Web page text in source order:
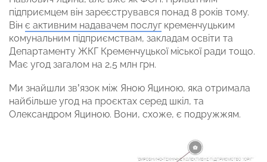
підприємцем він зареєструвався понад 8 років тому.
Він є активним надавачем послугкременчуцьким
комунальним підприємствам, закладам освіти та
Департаменту ЖКГ Кременчуцької міської ради тощо.
Має угод загалом на 2,5 млн грн.
Ми знайшли зв’язок між Яною Яциною, яка отримала
найбільше угод на проєктах серед шкіл, та
Олександром Яциною. Вони, схоже, є подружжям.